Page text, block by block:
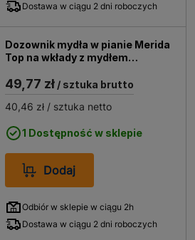
Dostawa w ciągu 2 dni roboczych
Dozownik mydła w pianie Merida
Top na wkłady z mydłem
49,77 zł / sztuka brutto
40,46 zł / sztuka netto
1 Dostępność w sklepie
Dodaj
Odbiór w sklepie w ciągu 2h
Dostawa w ciągu 2 dni roboczych